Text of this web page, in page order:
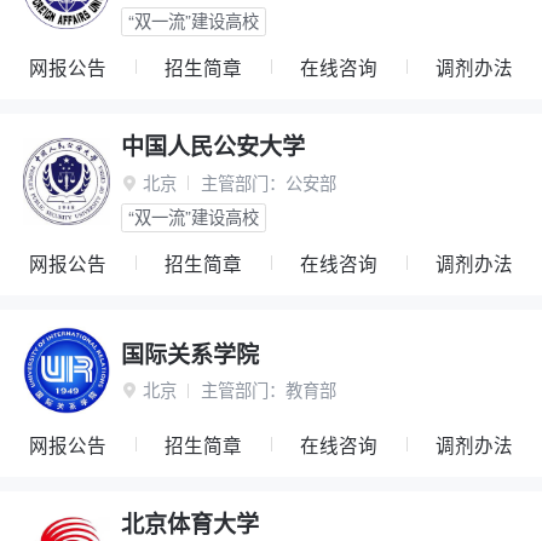
“双一流”建设高校
网报公告 招生简章 在线咨询 调剂办法
中国人民公安大学
 北京 主管部门： 公安部
“双一流”建设高校
网报公告 招生简章 在线咨询 调剂办法
国际关系学院
 北京 主管部门： 教育部
网报公告 招生简章 在线咨询 调剂办法
北京体育大学